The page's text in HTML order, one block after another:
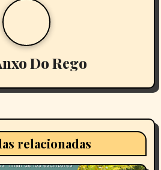
Do Rego
relacionadas